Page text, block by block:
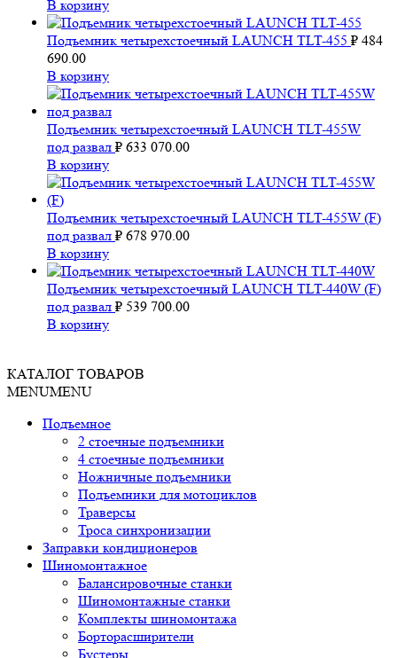
В корзину
Подъемник четырехстоечный LAUNCH TLT-455 ₽ 484
690.00
В корзину
Подъемник четырехстоечный LAUNCH TLT-455W
под развал ₽ 633 070.00
В корзину
Подъемник четырехстоечный LAUNCH TLT-455W (F)
под развал ₽ 678 970.00
В корзину
Подъемник четырехстоечный LAUNCH TLT-440W (F)
под развал ₽ 539 700.00
В корзину
КАТАЛОГ ТОВАРОВ
MENUMENU
Подъемное
2 стоечные подъемники
4 стоечные подъемники
Ножничные подъемники
Подъемники для мотоциклов
Траверсы
Троса синхронизации
Заправки кондиционеров
Шиномонтажное
Балансировочные станки
Шиномонтажные станки
Комплекты шиномонтажа
Борторасширители
Бустеры